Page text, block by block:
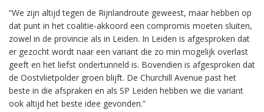
“We zijn altijd tegen de Rijnlandroute geweest, maar hebben op
dat punt in het coalitie-akkoord een compromis moeten sluiten,
zowel in de provincie als in Leiden. In Leiden is afgesproken dat
er gezocht wordt naar een variant die zo min mogelijk overlast
geeft en het liefst ondertunneld is. Bovendien is afgesproken dat
de Oostvlietpolder groen blijft. De Churchill Avenue past het
beste in die afspraken en als SP Leiden hebben we die variant
ook altijd het beste idee gevonden.”